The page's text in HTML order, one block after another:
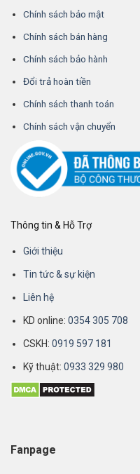
Chính sách bảo mật
Chính sách bán hàng
Chính sách bảo hành
Đổi trả hoàn tiền
Chính sách thanh toán
Chính sách vận chuyển
Thông tin & Hỗ Trợ
Giới thiệu
Tin tức & sự kiện
Liên hệ
KD online:0354 305 708
CSKH: 0919 597 181
Kỹ thuật:0933 329 980
Fanpage